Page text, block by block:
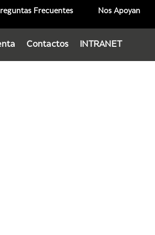
Frecuentes Nos Apoyan
Contactos INTRANET